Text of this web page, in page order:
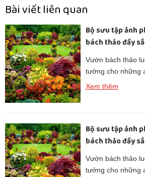
Bài viết liên quan
Bộ sưu tập ảnh
bách thảo đầy
Vườn bách thảo
tưởng cho những
tìm kiếm không
cảm hứng cho lối
hợp với […]
Xem thêm
Bộ sưu tập ảnh
bách thảo đầy
Vườn bách thảo
tưởng cho những